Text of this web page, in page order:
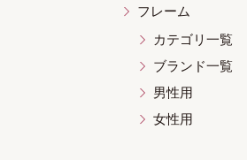
フレーム
カテゴリ一覧
ブランド一覧
男性用
女性用